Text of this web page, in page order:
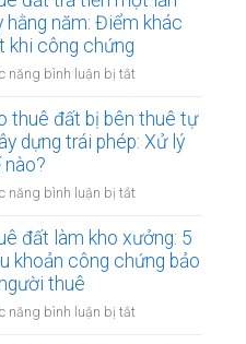
có
phải
chào
hành
sản
mã
hằng năm: Điểm khác
khi công chứng
năng bình luận bị tắt
đất
trả
lần
hằng
năm:
thuê đất bị bên thuê tự
dựng trái phép: Xử lý
nào?
năng bình luận bị tắt
thuê
đất
thuê
đất làm kho xưởng: 5
khoản công chứng bảo
thuê
năng bình luận bị tắt